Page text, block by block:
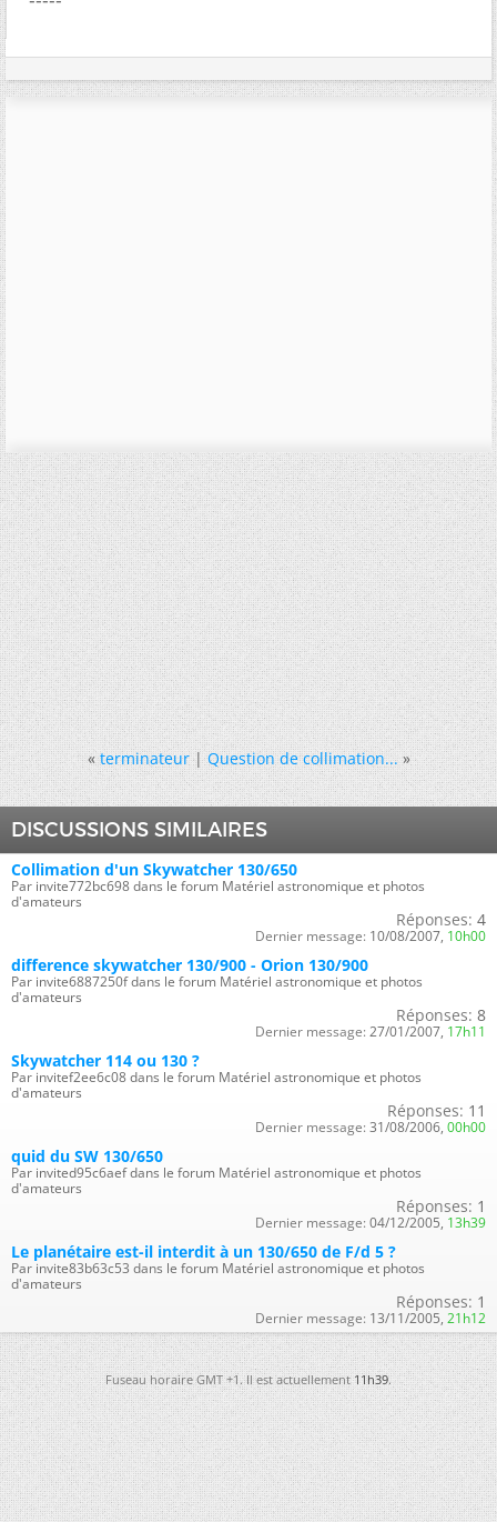
« terminateur|Question de collimation... »
DISCUSSIONS SIMILAIRES
Collimation d'un Skywatcher 130/650
Par invite772bc698 dans le forum Matériel astronomique et photos
d'amateurs
Réponses: 4
Dernier message: 10/08/2007, 10h00
difference skywatcher 130/900 - Orion 130/900
Par invite6887250f dans le forum Matériel astronomique et photos
d'amateurs
Réponses: 8
Dernier message: 27/01/2007, 17h11
Skywatcher 114 ou 130 ?
Par invitef2ee6c08 dans le forum Matériel astronomique et photos
d'amateurs
Réponses: 11
Dernier message: 31/08/2006, 00h00
quid du SW 130/650
Par invited95c6aef dans le forum Matériel astronomique et photos
d'amateurs
Réponses: 1
Dernier message: 04/12/2005, 13h39
Le planétaire est-il interdit à un 130/650 de F/d 5 ?
Par invite83b63c53 dans le forum Matériel astronomique et photos
d'amateurs
Réponses: 1
Dernier message: 13/11/2005, 21h12
Fuseau horaire GMT +1. Il est actuellement11h39.